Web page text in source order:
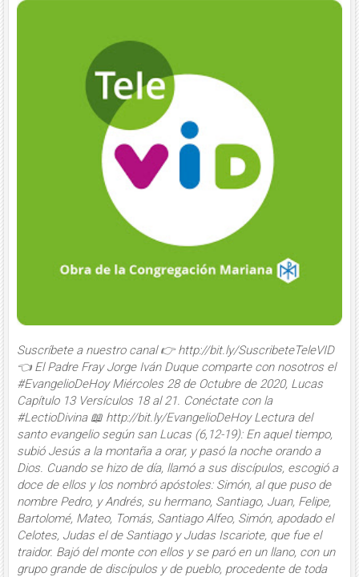
Suscríbete a nuestro canal 👉 http://bit.ly/SuscribeteTeleVID
👈 El Padre Fray Jorge Iván Duque comparte con nosotros el
#EvangelioDeHoy Miércoles 28 de Octubre de 2020, Lucas
Capítulo 13 Versículos 18 al 21. Conéctate con la
#LectioDivina 📖 http://bit.ly/EvangelioDeHoy Lectura del
santo evangelio según san Lucas (6,12-19): En aquel tiempo,
subió Jesús a la montaña a orar, y pasó la noche orando a
Dios. Cuando se hizo de día, llamó a sus discípulos, escogió a
doce de ellos y los nombró apóstoles: Simón, al que puso de
nombre Pedro, y Andrés, su hermano, Santiago, Juan, Felipe,
Bartolomé, Mateo, Tomás, Santiago Alfeo, Simón, apodado el
Celotes, Judas el de Santiago y Judas Iscariote, que fue el
traidor. Bajó del monte con ellos y se paró en un llano, con un
grupo grande de discípulos y de pueblo, procedente de toda